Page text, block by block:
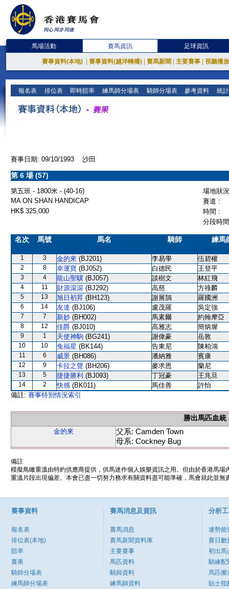
馬場活動 賽馬資訊 足球資訊
賽事資料(本地) 賽事資料(越洋轉播) 賽馬新聞 主要賽事 視聽播
報名表 排位表 即時賠率 練馬師分場表 騎師分場表 參考資料 統
賽事日期: 09/10/1993 沙田
第 6 場 (57)
第五班 - 1800米 - (40-16)
場地狀
MA ON SHAN HANDICAP
賽道 :
HK$ 325,000
時間 :
分段時
名次 馬號 馬名 騎師 練馬
1 3 金的來 (BJ201) 李易學 伍碧權
2 8 幸運寶 (BJ052) 白德民 王登平
3 4 龍山聖驥 (BJ057) 談樹文 林紅飛
4 11 財源滾滾 (BJ292) 高慈 方祿麟
5 13 旭日初昇 (BH123) 謝展鵠 羅國洲
6 14 友達 (BJ106) 盧茂羅 吳定強
7 7 新妙 (BH002) 馬素爾 約翰摩亞
8 12 佳爵 (BJ010) 高雅志 簡炳墀
9 1 天使神駒 (BG241) 謝偉豪 岳敦
10 10 兔福星 (BK144) 告東尼 陳柏鴻
11 6 威景 (BH086) 潘納雅 賓康
12 9 卡拉之聲 (BH206) 麥求恩 蘭尼
13 5 捷捷勝利 (BJ093) 丁冠豪 王兆旦
14 2 快感 (BK011) 馬佳善
許怡
備註: 賽事特別情況索引
勝出馬匹血統
金的來
父系: Camden Town
母系: Cockney Bug
備註
模擬鳥瞰重溫由特約供應商提供，供馬迷作個人娛樂資訊之用。但由於香港馬
重溫片段出現偏差。本會已盡一切努力務求有關資料盡可能準確，馬會就此並
賽事資料
報名表
排位表(本地)
賠率
賽果
騎師分場表
練馬師分場表
賽馬消息及資訊
賽馬消息
賽馬新聞資料庫
主要賽事
馬匹資料
騎師資料
練馬師資料
分析
速勢能
賽日數
初出馬
騎練配
馬匹搬
貼士指